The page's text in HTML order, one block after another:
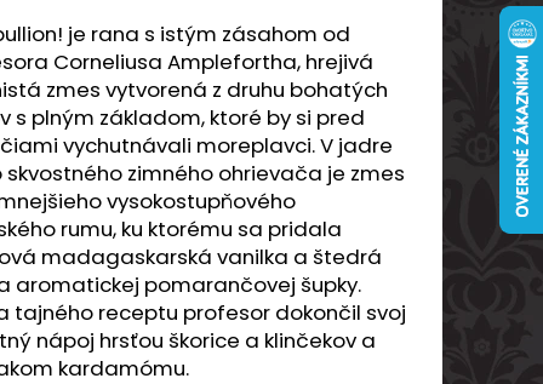
je rana s istým zásahom od
Corneliusa Amplefortha, hrejivá
zmes vytvorená z druhu bohatých
s plným základom, ktoré by si pred
vychutnávali moreplavci. V jadre
zimného ohrievača je zmes
vysokostupňového
rumu, ku ktorému sa pridala
madagaskarská vanilka a štedrá
aromatickej pomarančovej šupky.
tajného receptu profesor dokončil svoj
nápoj hrsťou škorice a klinčekov a
kardamómu.
Nasledujúce
0.70L 40%